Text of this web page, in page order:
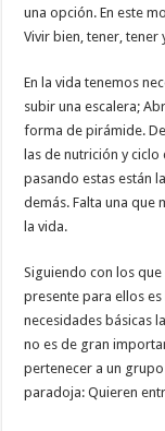
una opción. En este
Vivir bien, tener, tener
En la vida tenemos
subir una escalera;
forma de pirámide.
las de nutrición y
pasando estas están
demás. Falta una que
la vida.
Siguiendo con los
presente para ellos
necesidades básicas
no es de gran
pertenecer a un
paradoja: Quieren